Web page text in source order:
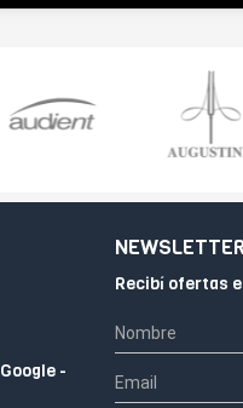
-
Recibí ofertas